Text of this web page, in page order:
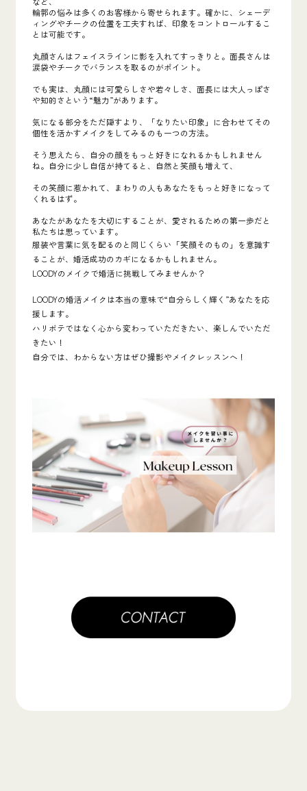
輪郭の悩みは多くのお客様から寄せられます。確かに、シェーデ
ィングやチークの位置を工夫すれば、印象をコントロールするこ
とは可能です。
丸顔さんはフェイスラインに影を入れてすっきりと。面長さんは
涙袋やチークでバランスを取るのがポイント。
でも実は、丸顔には可愛らしさや若々しさ、面長には大人っぽさ
や知的さという“魅力”があります。
気になる部分をただ隠すより、「なりたい印象」に合わせてその
個性を活かすメイクをしてみるのも一つの方法。
そう思えたら、自分の顔をもっと好きになれるかもしれません
ね。自分に少し自信が持てると、自然と笑顔も増えて、
その笑顔に惹かれて、まわりの人もあなたをもっと好きになって
くれるはず。
あなたがあなたを大切にすることが、愛されるための第一歩だと
私たちは思っています。
服装や言葉に気を配るのと同じくらい「笑顔そのもの」を意識す
ることが、婚活成功のカギになるかもしれません。
LOODYのメイクで婚活に挑戦してみませんか？
LOODYの婚活メイクは本当の意味で“自分らしく輝く”あなたを応
援します。
ハリボテではなく心から変わっていただきたい、楽しんでいただ
きたい！
自分では、わからない方はぜひ撮影やメイクレッスンへ！